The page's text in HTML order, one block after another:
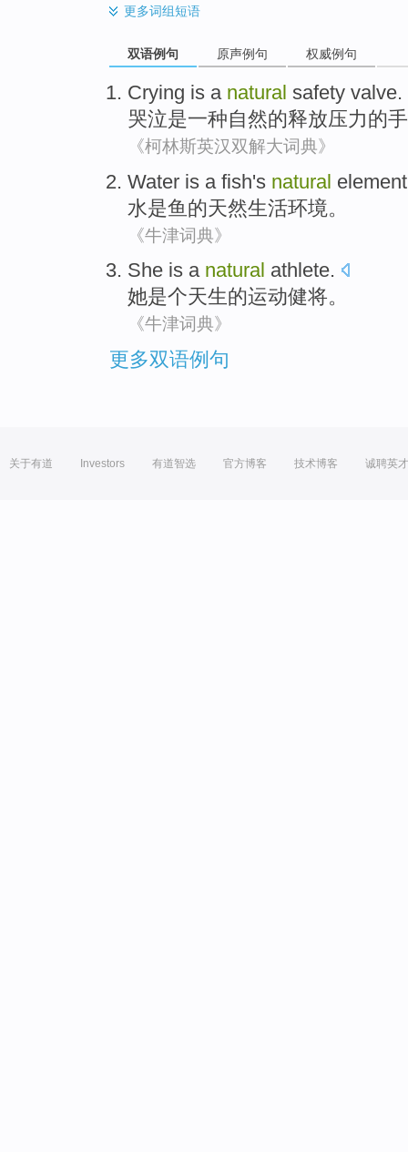
更多词组短语
双语例句 原声例句 权威例句
Crying is a natural safety valve.
哭泣是一种自然的释放压力的
《柯林斯英汉双解大词典》
Water is a fish's natural element
水是鱼 的天然生活环境。
《牛津词典》
She is a natural athlete.
她是个天生的运动健将。
《牛津词典》
更多双语例句
关于有道 Investors 有道智选 官方博客 技术博客 诚聘英才